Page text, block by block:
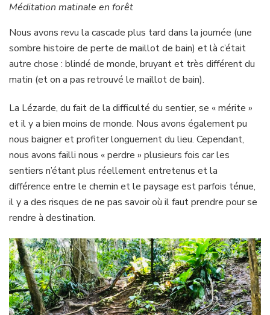
Méditation matinale en forêt
Nous avons revu la cascade plus tard dans la journée (une
sombre histoire de perte de maillot de bain) et là c’était
autre chose : blindé de monde, bruyant et très différent du
matin (et on a pas retrouvé le maillot de bain).
La Lézarde, du fait de la difficulté du sentier, se « mérite »
et il y a bien moins de monde. Nous avons également pu
nous baigner et profiter longuement du lieu. Cependant,
nous avons failli nous « perdre » plusieurs fois car les
sentiers n’étant plus réellement entretenus et la
différence entre le chemin et le paysage est parfois ténue,
il y a des risques de ne pas savoir où il faut prendre pour se
rendre à destination.